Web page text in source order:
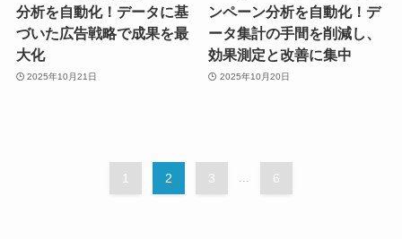
分析を自動化！データに基
づいた広告戦略で成果を最
大化
2025年10月21日
ンペーン分析を自動化！デ
ータ集計の手間を削減し、
効果測定と改善に集中
2025年10月20日
1 2 3 6